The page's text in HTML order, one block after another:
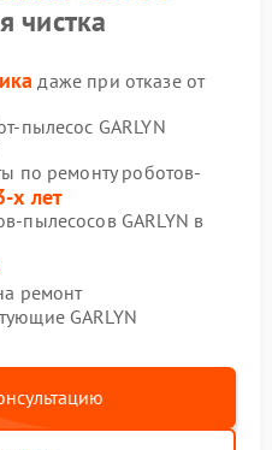
чистка
даже при отказе от
пылесос GARLYN
по ремонту роботов-
х лет
пылесосов GARLYN в
ремонт
GARLYN